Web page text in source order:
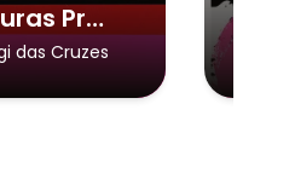
13º Festival de Culturas Pretas - Mogi das Cruzes
das Cruzes